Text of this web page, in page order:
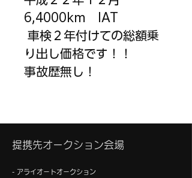
6,4000km　IAT
車検２年付けての総額乗
り出し価格です！！
事故歴無し！
提携先オークション会場
- アライオートオークション